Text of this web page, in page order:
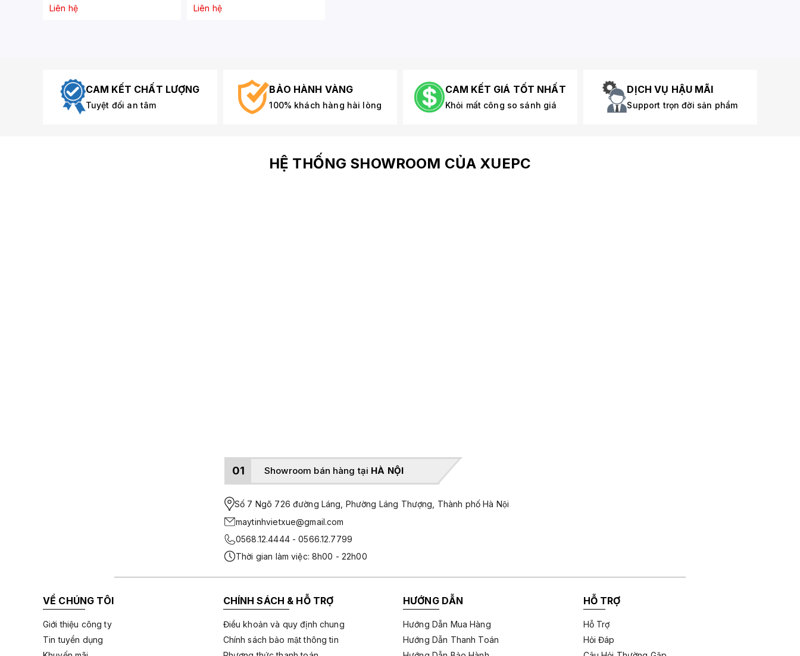
Liên hệ Liên hệ
CAM KẾT CHẤT LƯỢNG
Tuyệt đối an tâm
BẢO HÀNH VÀNG
100% khách hàng hài lòng
CAM KẾT GIÁ TỐT NHẤT
Khỏi mất công so sánh giá
DỊCH VỤ HẬU MÃI
Support trọn đời sản phẩm
HỆ THỐNG SHOWROOM CỦA XUEPC
01 Showroom bán hàng tại HÀ NỘI
Số 7 Ngõ 726 đường Láng, Phường Láng Thượng, Thành phố Hà Nội
maytinhvietxue@gmail.com
0568.12.4444 - 0566.12.7799
Thời gian làm việc: 8h00 - 22h00
VỀ CHÚNG TÔI
Giới thiệu công ty
Tin tuyển dụng
CHÍNH SÁCH & HỖ TRỢ
Điều khoản và quy định chung
Chính sách bảo mật thông tin
HƯỚNG DẪN
Hướng Dẫn Mua Hàng
Hướng Dẫn Thanh Toán
HỖ TRỢ
Hỗ Trợ
Hỏi Đáp